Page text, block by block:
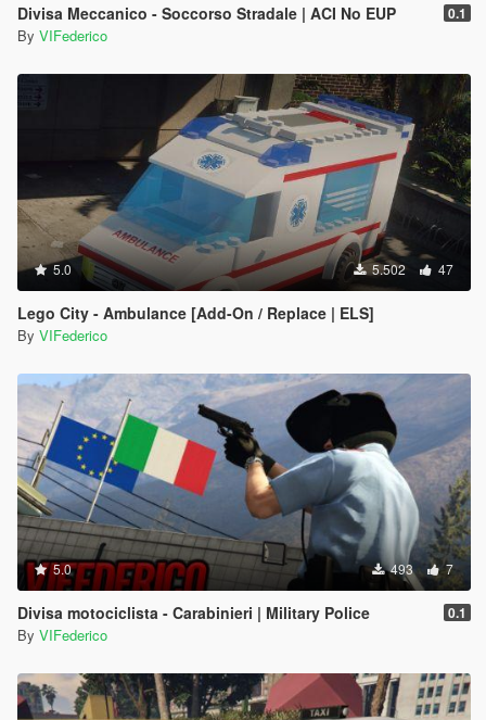
Divisa Meccanico - Soccorso Stradale | ACI No EUP 0.1
By VIFederico
5.0 5.502 47
Lego City - Ambulance [Add-On / Replace | ELS]
By VIFederico
5.0 493 7
Divisa motociclista - Carabinieri | Military Police 0.1
By VIFederico